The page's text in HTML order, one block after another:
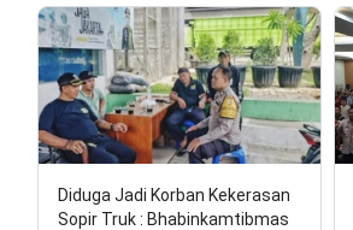
Diduga Jadi Korban Kekerasan
Sopir Truk : Bhabinkamtibmas